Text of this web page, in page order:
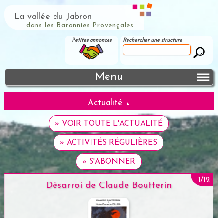
La vallée du Jabron
dans les Baronnies Provençales
Rechercher une structure
Petites annonces
Menu
Actualité ▲
» VOIR TOUTE L'ACTUALITÉ
» ACTIVITÉS RÉGULIÈRES
» S'ABONNER
1/12
Désarroi de Claude Boutterin
Semaine Musicale 2026